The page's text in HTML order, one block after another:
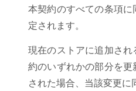
本契約のすべての条項
定されます。
現在のストアに追加さ
約のいずれかの部分を
された場合、当該変更に